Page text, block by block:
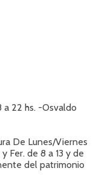
a 22 hs. -Osvaldo
De Lunes/Viernes
Fer. de 8 a 13 y de
del patrimonio